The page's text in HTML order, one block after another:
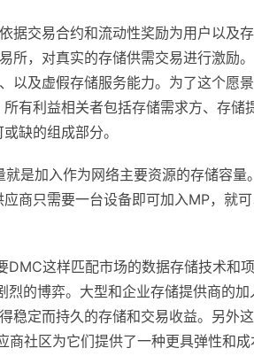
据交易合约和流动性奖励为用户以及
所，对真实的存储供需交易进行激励
以及虚假存储服务能力。为了这个愿
有利益相关者包括存储需求方、存储
缺的组成部分。
是加入作为网络主要资源的存储容量
商只需要一台设备即可加入MP，就
DMC这样匹配市场的数据存储技术和项
烈的博弈。大型和企业存储提供商的加
稳定而持久的存储和交易收益。另外
商社区为它们提供了一种更具弹性和成